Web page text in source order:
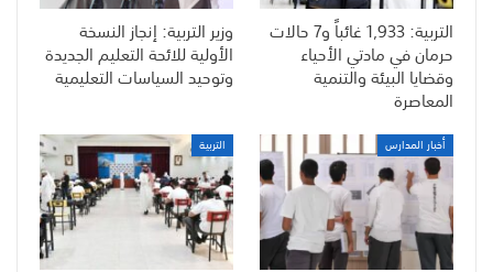
التربية: 1,933 غائباً و7 حالات
حرمان في مادتي الأحياء
وقضايا البيئة والتنمية
المعاصرة
وزير التربية: إنجاز النسخة
الأولية للائحة التعليم الجديدة
وتوحيد السياسات التعليمية
أخبار المدارس التربية